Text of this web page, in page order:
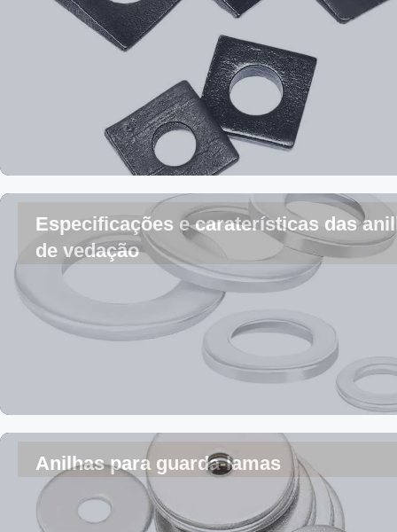
Especificações e caraterísticas das
de vedação
Anilhas para guarda-lamas